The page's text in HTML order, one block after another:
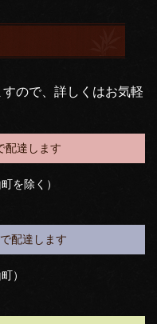
ので、詳しくはお気軽
配達します
を除く）
配達します
）